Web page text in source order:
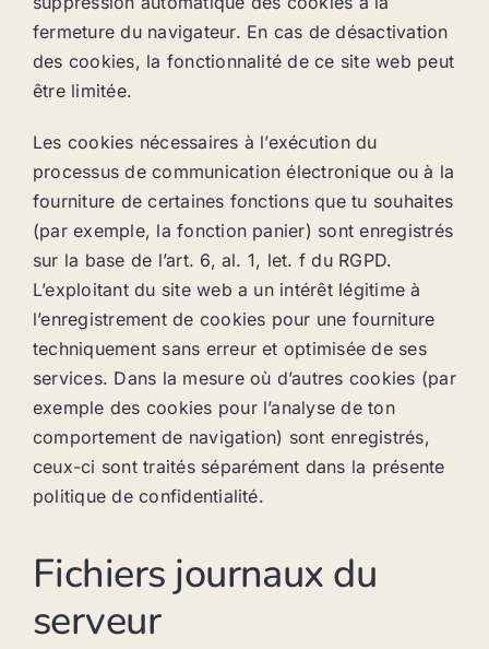
fermeture du navigateur. En cas de désactivation
des cookies, la fonctionnalité de ce site web peut
être limitée.
Les cookies nécessaires à l’exécution du
processus de communication électronique ou à la
fourniture de certaines fonctions que tu souhaites
(par exemple, la fonction panier) sont enregistrés
sur la base de l’art. 6, al. 1, let. f du RGPD.
L’exploitant du site web a un intérêt légitime à
l’enregistrement de cookies pour une fourniture
techniquement sans erreur et optimisée de ses
services. Dans la mesure où d’autres cookies (par
exemple des cookies pour l’analyse de ton
comportement de navigation) sont enregistrés,
ceux-ci sont traités séparément dans la présente
politique de confidentialité.
Fichiers journaux du
serveur